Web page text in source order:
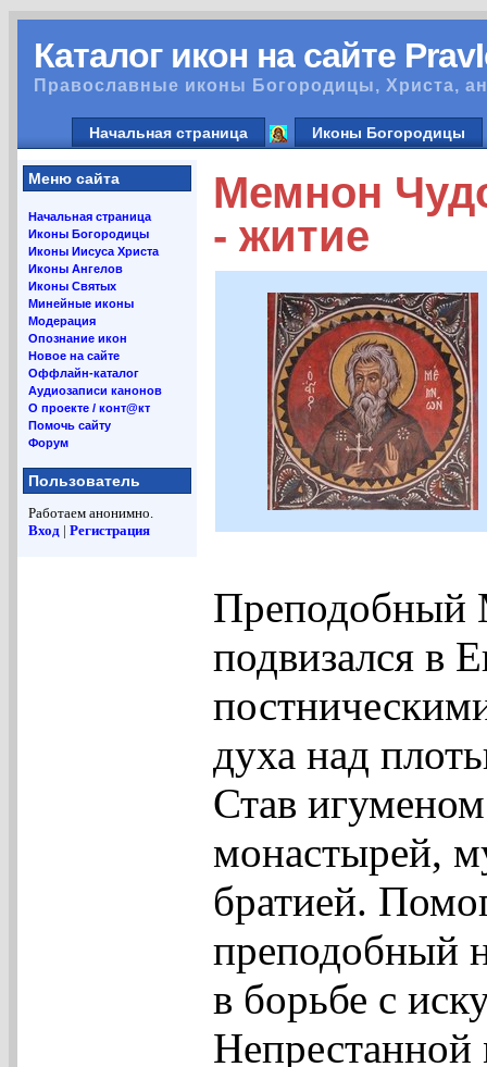
Каталог икон на сайте
Православные иконы Богородицы, Христа,
Начальная страница Иконы Богородицы
Меню сайта
Начальная страница
Иконы Богородицы
Иконы Иисуса Христа
Иконы Ангелов
Иконы Святых
Минейные иконы
Модерация
Опознание икон
Новое на сайте
Оффлайн-каталог
Аудиозаписи канонов
О проекте / конт@кт
Помочь сайту
Форум
Пользователь
Работаем анонимно.
Вход | Регистрация
Мемнон
- житие
Преподобный
подвизался в
духа над
Став
монастырей,
братией.
преподобный
в борьбе с